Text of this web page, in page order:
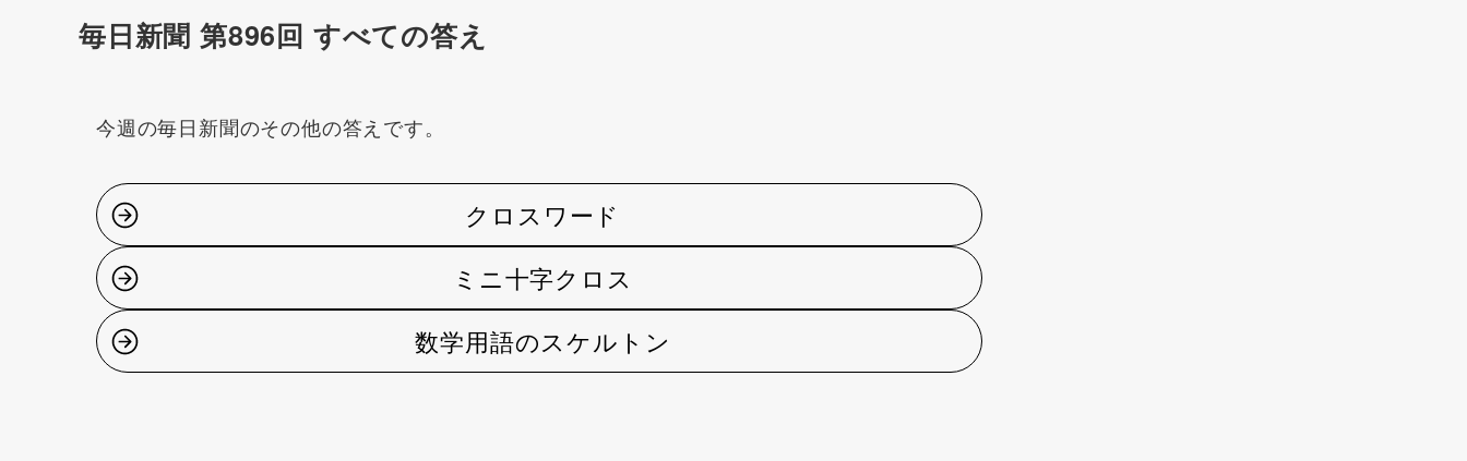
毎日新聞 第896回 すべての答え
今週の毎日新聞のその他の答えです。
クロスワード
ミニ十字クロス
数学用語のスケルトン